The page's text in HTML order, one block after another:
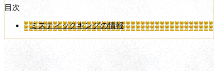
目次
ミスティックキングの情報